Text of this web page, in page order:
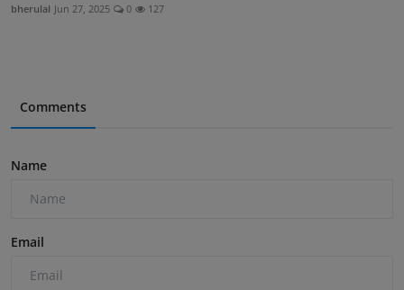
bherulal Jun 27, 2025 0 127
Comments
Name
Email